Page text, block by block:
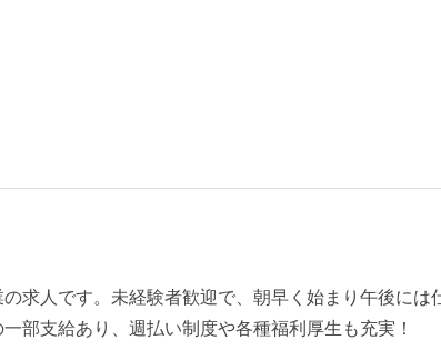
求人です。未経験者歓迎で、朝早く始まり午後には
部支給あり、週払い制度や各種福利厚生も充実！